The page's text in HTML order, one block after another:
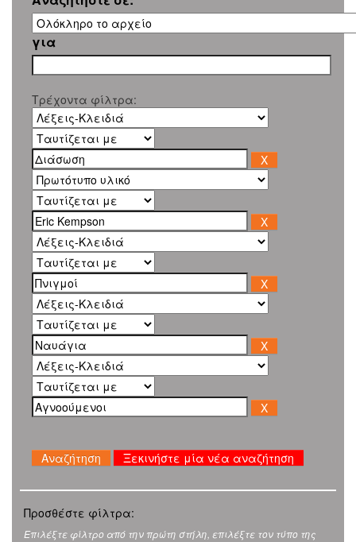
για
Τρέχοντα φίλτρα:
Ξεκινήστε μία νέα αναζήτηση
Προσθέστε φίλτρα:
Επιλέξτε φίλτρο από την πρώτη στήλη, επιλέξτε τον τύπο της